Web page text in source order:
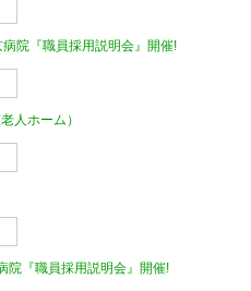
院『職員採用説明会』開催!
人ホーム）
院『職員採用説明会』開催!